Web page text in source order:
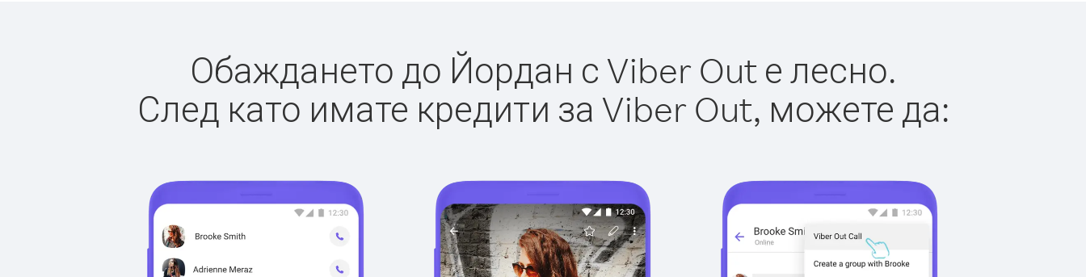
Обаждането до Йордан с Viber Out е лесно.
След като имате кредити за Viber Out, можете да: